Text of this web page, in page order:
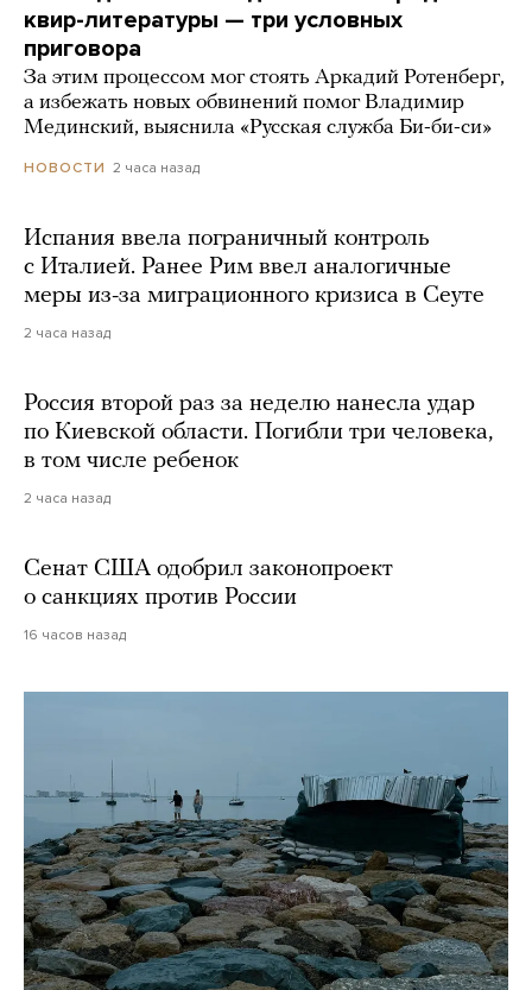
квир-литературы — три условных
приговора
За этим процессом мог стоять Аркадий Ротенберг,
а избежать новых обвинений помог Владимир
Мединский, выяснила «Русская служба Би-би-си»
НОВОСТИ 2 часа назад
Испания ввела пограничный контроль
с Италией. Ранее Рим ввел аналогичные
меры из-за миграционного кризиса в Сеуте
2 часа назад
Россия второй раз за неделю нанесла удар
по Киевской области. Погибли три человека,
в том числе ребенок
2 часа назад
Сенат США одобрил законопроект
о санкциях против России
16 часов назад